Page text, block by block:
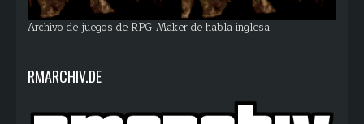
Archivo de juegos de RPG Maker de habla inglesa
RMARCHIV.DE